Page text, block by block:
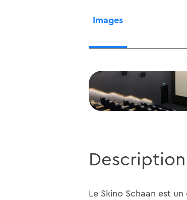
Images
Description
Le Skino Schaan est